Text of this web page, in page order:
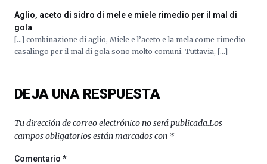
Aglio, aceto di sidro di mele e miele rimedio per il mal di
gola
[…] combinazione di aglio, Miele e l’aceto e la mela come rimedio
casalingo per il mal di gola sono molto comuni. Tuttavia, […]
DEJA UNA RESPUESTA
Tu dirección de correo electrónico no será publicada.Los
campos obligatorios están marcados con *
Comentario*